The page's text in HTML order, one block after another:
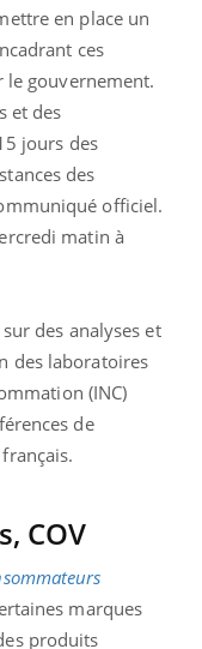
en place un
ces
le gouvernement.
et des
jours des
des
officiel.
matin à
sur des analyses et
des laboratoires
(INC)
de
COV
marques
produits